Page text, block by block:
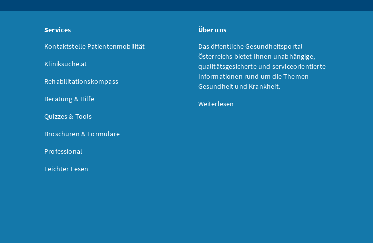
Services
Kontaktstelle Patientenmobilität
Kliniksuche.at
Rehabilitationskompass
Beratung & Hilfe
Quizzes & Tools
Broschüren & Formulare
Professional
Leichter Lesen
Über uns
Das öffentliche Gesundheitsportal
Österreichs bietet Ihnen unabhängige,
qualitätsgesicherte und serviceorientierte
Informationen rund um die Themen
Gesundheit und Krankheit.
Weiterlesen